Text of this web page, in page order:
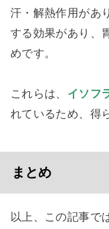
汗・解熱作用があ
する効果があり、
めです。
これらは、 イソフ
れているため、得
まとめ
以上、この記事で